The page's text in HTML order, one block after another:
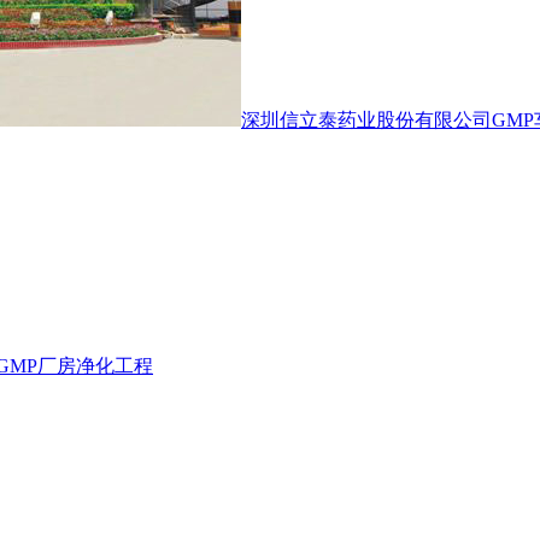
深圳信立泰药业股份有限公司GMP
厂房净化工程